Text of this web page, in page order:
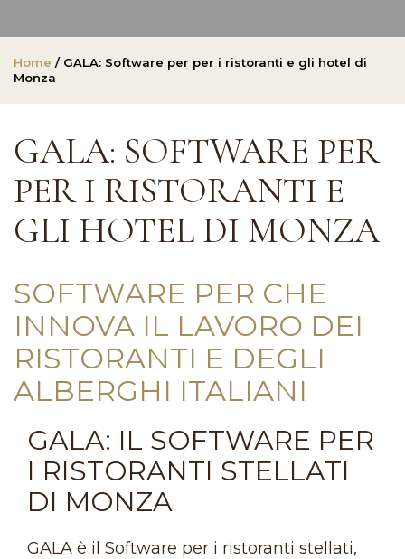
Home / GALA: Software per per i ristoranti e gli hotel di
Monza
GALA: SOFTWARE PER
PER I RISTORANTI E
GLI HOTEL DI MONZA
SOFTWARE PER CHE
INNOVA IL LAVORO DEI
RISTORANTI E DEGLI
ALBERGHI ITALIANI
GALA: IL SOFTWARE PER
I RISTORANTI STELLATI
DI MONZA
GALA è il Software per i ristoranti stellati,